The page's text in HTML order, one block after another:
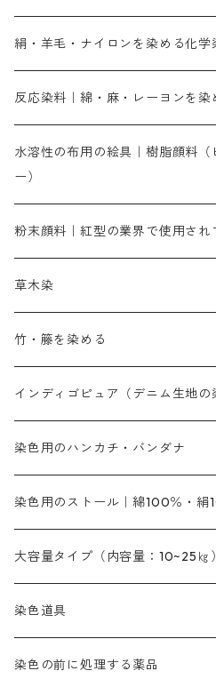
直接染料－染色手順が簡単
人気のおすすめ直接染料
染色に必要な薬品類
橙色系
青色系
紫色系
緑色系
茶色系
絹・羊毛・ナイロンを染める化学
お買い得品
染料一覧
人気のおすすめ染料
橙色系
緑色系
茶色系
灰色系
黒色系
染色に必要な薬品類
補助薬品
反応染料｜綿・麻・レーヨンを染
お勧めの3原色（赤・青・黄色）
お勧め｜スミフィックス～
3原色以外の色目
赤色
茶色｜20g入りのみ公開
灰色｜20g入りのみ公開
黒色
染色に必要な薬品
アルカリ剤
補助薬品
捺染に必要な材料
捺染糊
水溶性の布用の絵具｜樹脂顔料（
ー）
ネオカラー（色）
内容量：100g
内容量：500g
バィンダー（定着剤）
増粘剤
黄色系
エロ―M3G｜定番の色合い
エロー ＭＧＲ｜明るい緑みの黄色
オレンジ系
オレンヂMG｜黄みの橙色
オレンヂMGD（定番の色合い）
赤色系
レットMFB｜赤色（定番の色合い）
レットMG｜黄みの朱色
青色系
ネビーブルーMB（定番の色合い）
ブルーMB（定番の色合い）
紫色系
バイオレットMFB
緑色系
粉末顔料｜紅型の業界で使用され
赤色系
本洋紅
代用朱黄色口
黄色系
ファストエロ―10GN（鮮やかな黄色）
ファストエロ―5GN（黄色）
青色系
NSBAブルー
群青
白色｜胡粉
黒色｜在庫処分特価
緑色｜在庫処分特価
茶色｜在庫処分特価
草木染
植物染料
人気のおすすめ植物染料
インド茜・西洋茜の個別販売
濃染処理剤｜ソルバックスPS－
媒染剤
アルミ媒染剤
鉄媒染剤
ソーダ灰｜アルカリ性のPH調整剤
藍染
ぶどう糖
ハイドロサルファイトコンク
染色用途のハンカチ・バンダナ
45cm×45cm（ハンカチ）｜端の始末
竹・籐を染める
人気のおすすめ竹・藤を染める染
塩基性染料（混色可能）
ビスマークブロンB｜赤茶色
塩基性エロ―｜液体タイプ
オリジナル染料｜スス竹色｜ミキ
インディゴピュア（デニム生地の
初心者向けお試しセット販売
インディゴピュア
アルカリ剤
ハイドロサルファイトコンク
酸性剤
染色用のハンカチ・バンダナ
45cm×45cm（ハンカチ）｜端の
54cm×54cm（バンダナ）｜端の
染色用のストール｜綿100％・絹
大容量タイプ（内容量：10~25㎏）
芒硝｜綿の染色時の吸収促進剤
ソーダ灰｜アルカリ性のPH調整剤
染色道具
刷毛
染色の前に処理する薬品